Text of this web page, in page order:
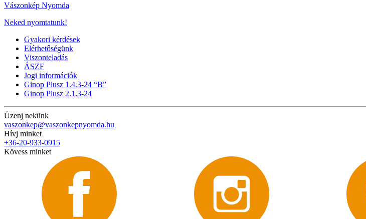
Vászonkép Nyomda
Neked nyomtatunk!
Gyakori kérdések
Elérhetőségünk
Viszonteladás
ÁSZF
Jogi információk
Ginop Plusz 1.4.3-24 “B”
Ginop Plusz 2.1.3-24
Üzenj nekünk
vaszonkep@vaszonkepnyomda.hu
Hívj minket
+36-20-933-0915
Kövess minket